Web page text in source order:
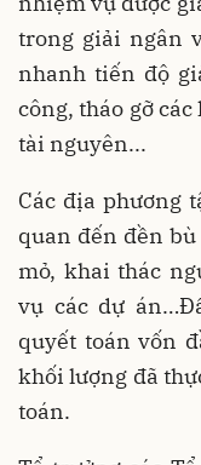
trong giải ngân
nhanh tiến độ
công, tháo gỡ
tài nguyên...
Các địa phương
quan đến đền
mỏ, khai thác
vụ các dự
quyết toán vốn
khối lượng đã
toán.